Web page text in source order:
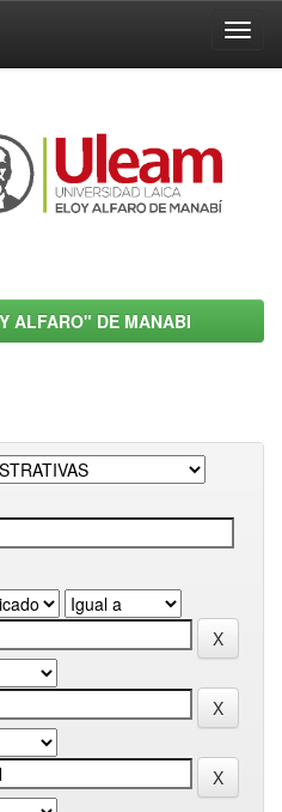
ALFARO" DE MANABI